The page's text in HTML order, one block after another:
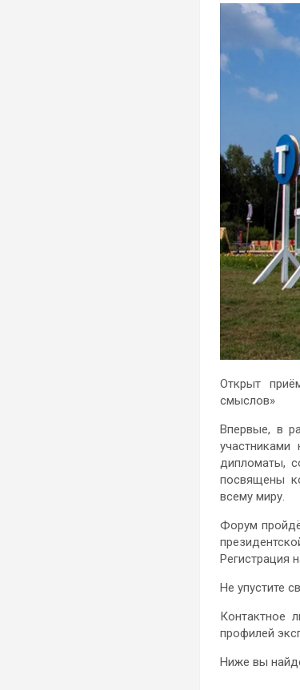
Открыт
смыслов»
Впервые, в
дипломаты,
посвящены
всему миру.
Форум
Регистрация
Не упустите
Контактное
профилей
Ниже вы